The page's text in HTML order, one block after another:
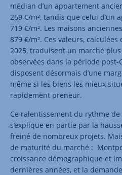
médian d’un appartement
269 €/m², tandis que celui d’un
719 €/m². Les maisons
879 €/m². Ces valeurs,
2025, traduisent un marché
observées dans la période post-
disposent désormais d’une
même si les biens les mieux
rapidement preneur.
Ce ralentissement du rythme
s’explique en partie par la
freiné de nombreux projets.
de maturité du marché :
croissance démographique et
dernières années, et la